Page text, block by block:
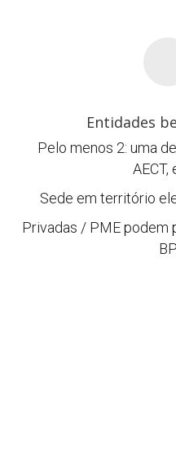
Entidades
Pelo menos 2: uma
AECT,
Sede em território
Privadas / PME podem
BP.